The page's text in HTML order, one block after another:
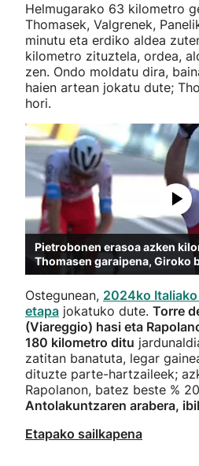
Helmugarako 63 kilometro
Thomasek, Valgrenek,
minutu eta erdiko aldea
kilometro zituztela, ordea,
zen. Ondo moldatu dira,
haien artean jokatu dute;
hori.
Pietrobonen erasoa azken
Thomasen garaipena, Giroko
Ostegunean, 2024ko
etapa jokatuko dute. Torre
(Viareggio) hasi eta
180 kilometro ditu
zatitan banatuta, legar
dituzte parte-hartzaileek;
Rapolanon, batez beste %
Antolakuntzaren arabera,
Etapako sailkapena